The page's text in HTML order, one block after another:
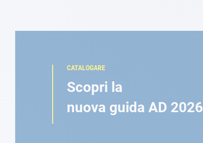
CATALOGARE
Scopri la
nuova guida AD 2026